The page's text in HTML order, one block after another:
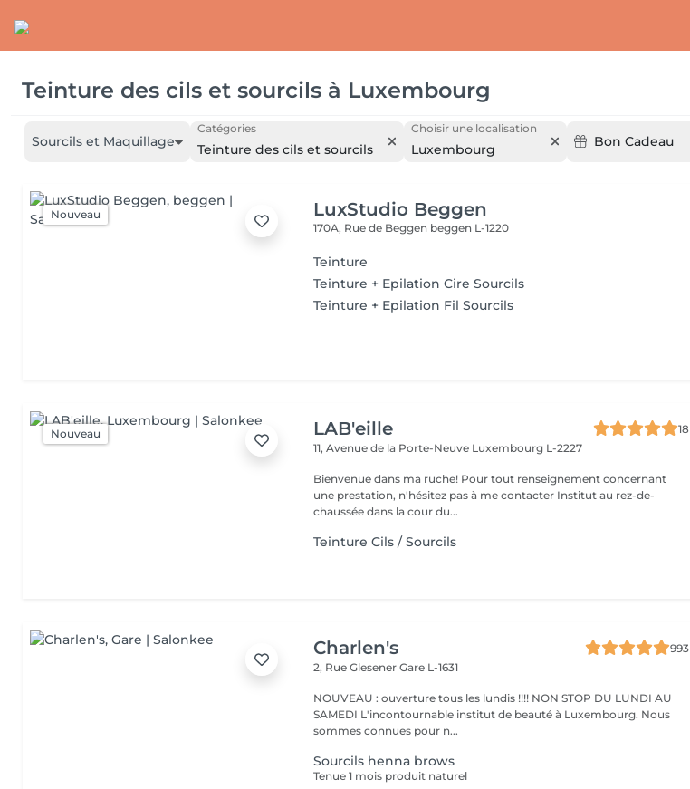
Teinture des cils et sourcils à Luxembourg
Sourcils et Maquillage
Catégories
Teinture des cils et sourcils
Choisir une localisation
Luxembourg Bon Cadeau
Nouveau LuxStudio Beggen
170A, Rue de Beggen beggen L-1220
Teinture
Teinture + Epilation Cire Sourcils
Teinture + Epilation Fil Sourcils
Nouveau LAB'eille
18
11, Avenue de la Porte-Neuve Luxembourg L-2227
Bienvenue dans ma ruche! Pour tout renseignement concernant
une prestation, n'hésitez pas à me contacter Institut au rez-de-
chaussée dans la cour du...
Teinture Cils / Sourcils
Charlen's
993
2, Rue GlesenerGare L-1631
NOUVEAU : ouverture tous les lundis !!!! NON STOP DU LUNDI AU
SAMEDI L'incontournable institut de beauté à Luxembourg. Nous
sommes connues pour n...
Sourcils henna brows
Tenue 1 mois produit naturel